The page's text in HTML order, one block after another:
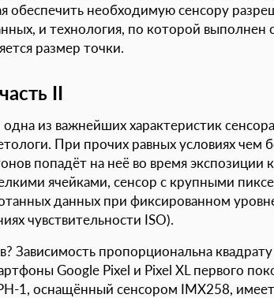
обеспечить необходимую сенсору
и технология, по которой выполнен
размер точки.
II
из важнейших характеристик
При прочих равных условиях чем
попадёт на неё во время экспозиции
ячейками, сенсор с крупными
данных при фиксированном
чувствительности ISO).
Зависимость пропорциональна
Google Pixel и Pixel XL первого
1, оснащённый сенсором IMX258,